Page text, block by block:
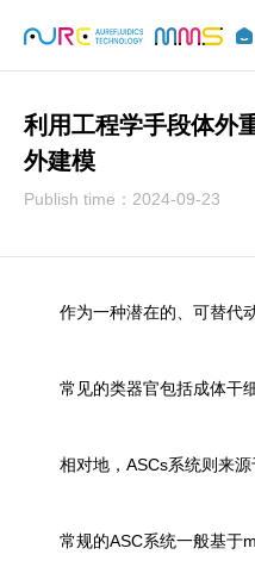
利用工程学手段体外
外建模
Publish time：2024-09-23